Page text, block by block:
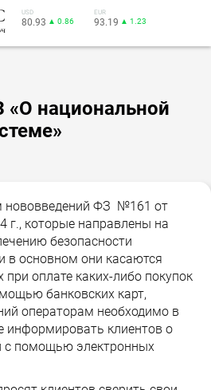
USD
80.93 ▲ 0.86
EUR
93.19 ▲ 1.23
национальной
нововведений ФЗ №161 от
г., которые направлены на
безопасности
в основном они касаются
оплате каких-либо покупок
банковских карт,
операторам необходимо в
информировать клиентов о
с помощью электронных